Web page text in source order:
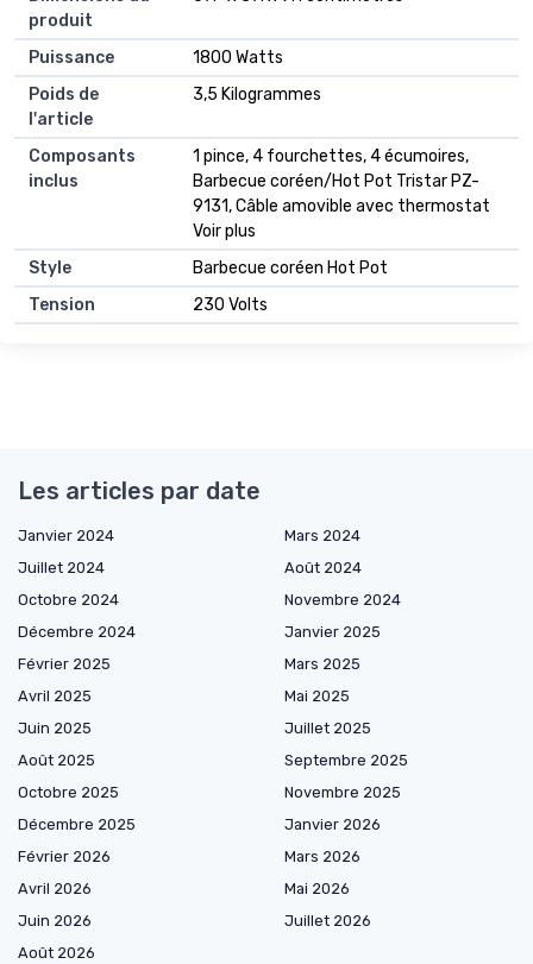
produit
Puissance
1800 Watts
Poids de
l'article
3,5 Kilogrammes
Composants
inclus
1 pince, 4 fourchettes, 4 écumoires,
Barbecue coréen/Hot Pot Tristar PZ-
9131, Câble amovible avec thermostat
Voir plus
Style
Barbecue coréen Hot Pot
Tension
230 Volts
Les articles par date
Janvier 2024
Mars 2024
Juillet 2024
Août 2024
Octobre 2024
Novembre 2024
Décembre 2024
Janvier 2025
Février 2025
Mars 2025
Avril 2025
Mai 2025
Juin 2025
Juillet 2025
Août 2025
Septembre 2025
Octobre 2025
Novembre 2025
Décembre 2025
Janvier 2026
Février 2026
Mars 2026
Avril 2026
Mai 2026
Juin 2026
Juillet 2026
Août 2026